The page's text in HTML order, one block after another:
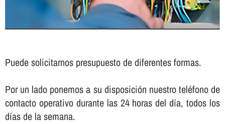
Puede solicitarnos presupuesto de diferentes formas.
Por un lado ponemos a su disposición nuestro teléfono de
contacto operativo durante las 24 horas del dí­a, todos los
dí­as de la semana.